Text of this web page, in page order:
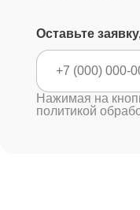
Оставьте
Нажимая на
политикой